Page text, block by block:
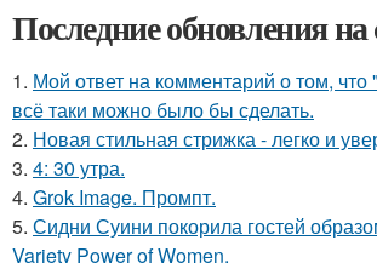
Последние обновления на
1. Мой ответ на комментарий о том,
всё таки можно было бы сделать.
2. Новая стильная стрижка - легко и
3. 4: 30 утра.
4. Grok Image. Промпт.
5. Сидни Суини покорила гостей
Variety Power of Women.